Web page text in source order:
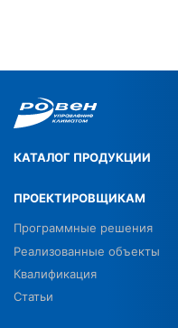
КАТАЛОГ ПРОДУКЦИИ
ПРОЕКТИРОВЩИКАМ
Программные решения
Реализованные объекты
Квалификация
Статьи